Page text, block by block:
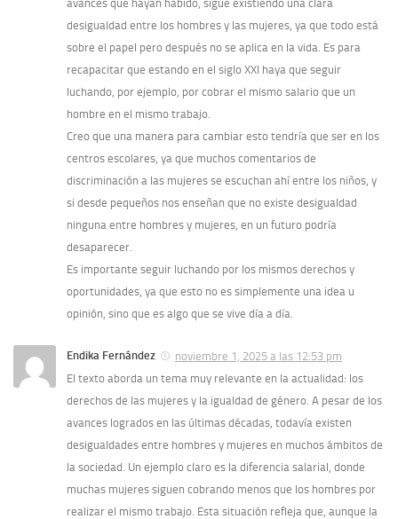
avances que hayan habido, sigue existiendo una clara
desigualdad entre los hombres y las mujeres, ya que todo está
sobre el papel pero después no se aplica en la vida. Es para
recapacitar que estando en el siglo XXI haya que seguir
luchando, por ejemplo, por cobrar el mismo salario que un
hombre en el mismo trabajo.
Creo que una manera para cambiar esto tendría que ser en los
centros escolares, ya que muchos comentarios de
discriminación a las mujeres se escuchan ahí entre los niños, y
si desde pequeños nos enseñan que no existe desigualdad
ninguna entre hombres y mujeres, en un futuro podría
desaparecer.
Es importante seguir luchando por los mismos derechos y
oportunidades, ya que esto no es simplemente una idea u
opinión, sino que es algo que se vive día a día.
Endika Fernández
noviembre 1, 2025 a las 12:53 pm
El texto aborda un tema muy relevante en la actualidad: los
derechos de las mujeres y la igualdad de género. A pesar de los
avances logrados en las últimas décadas, todavía existen
desigualdades entre hombres y mujeres en muchos ámbitos de
la sociedad. Un ejemplo claro es la diferencia salarial, donde
muchas mujeres siguen cobrando menos que los hombres por
realizar el mismo trabajo. Esta situación refleja que, aunque la